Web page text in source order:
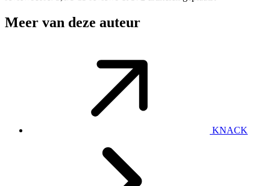
Meer van deze auteur
KNACK